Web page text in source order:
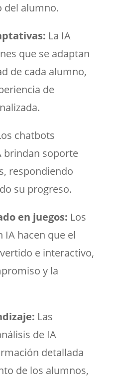
del alumno.
La IA
que se adaptan
de cada alumno,
de
chatbots
brindan soporte
respondiendo
su progreso.
en juegos: Los
IA hacen que el
e interactivo,
y la
Las
de IA
detallada
de los alumnos,